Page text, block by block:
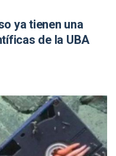
ya tienen una
de la UBA